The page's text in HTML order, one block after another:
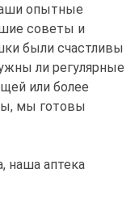
опытные
советы и
были счастливы
ли регулярные
или более
мы готовы
наша аптека